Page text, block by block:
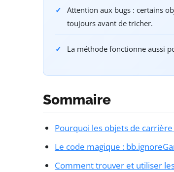
Attention aux bugs : certains
toujours avant de tricher.
La méthode fonctionne aussi
Sommaire
Pourquoi les objets de
Le code magique :
Comment trouver et utiliser